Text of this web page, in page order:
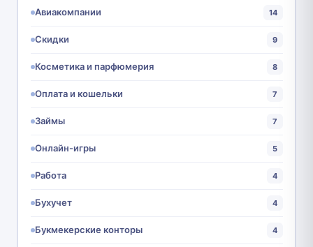
Авиакомпании 14
Скидки 9
Косметика и парфюмерия 8
Оплата и кошельки 7
Займы 7
Онлайн-игры 5
Работа 4
Бухучет 4
Букмекерские конторы 4